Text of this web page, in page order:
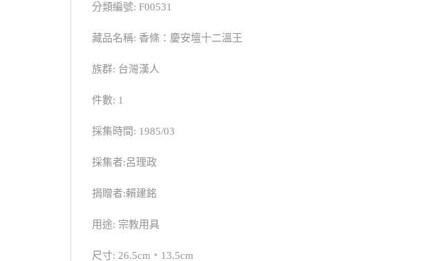
分類編號: F00531
藏品名稱: 香條：慶安壇十二溫王
族群: 台灣漢人
件數: 1
採集時間: 1985/03
採集者:呂理政
捐贈者:賴建銘
用途: 宗教用具
尺寸: 26.5cm﹡13.5cm